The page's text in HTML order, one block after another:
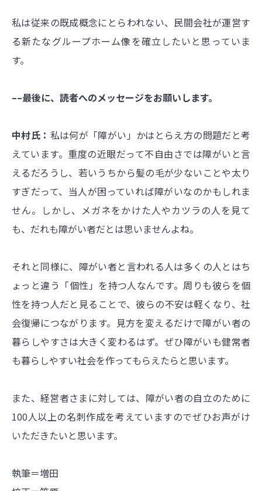
私は従来の既成概念にとらわれない、民間会社が運営す
る新たなグループホーム像を確立したいと思っていま
す。
––最後に、読者へのメッセージをお願いします。
中村氏： 私は何が「障がい」かはとらえ方の問題だと考
えています。重度の近眼だって不自由さでは障がいと言
えるだろうし、若いうちから髪の毛が少ないことや太り
すぎだって、当人が困っていれば障がいなのかもしれま
せん。しかし、メガネをかけた人やカツラの人を見て
も、だれも障がい者だとは思いませんよね。
それと同様に、障がい者と言われる人は多くの人とはち
ょっと違う「個性」を持つ人なんです。周りも彼らを個
性を持つ人だと見ることで、彼らの不安は軽くなり、社
会復帰につながります。見方を変えるだけで障がい者の
暮らしやすさは大きく変わるはず。ぜひ障がいも健常者
も暮らしやすい社会を作ってもらえたらと思います。
また、経営者さまに対しては、障がい者の自立のために
100人以上の名刺作成を考えていますのでぜひお声がけ
いただきたいと思います。
執筆＝増田